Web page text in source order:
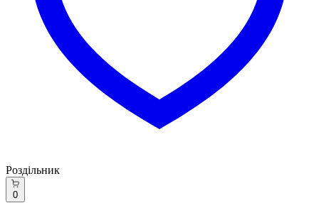
Роздільник
0